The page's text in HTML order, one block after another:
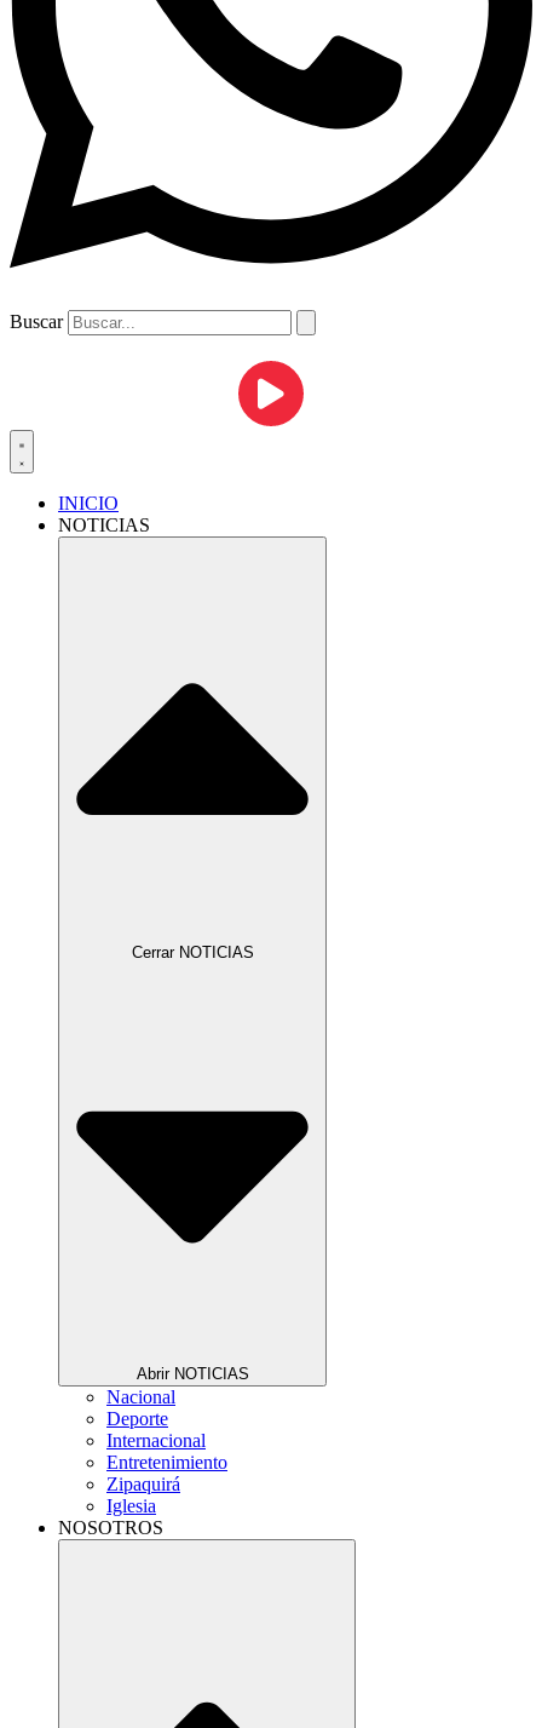
Buscar
INICIO
NOTICIAS
Cerrar NOTICIAS
Abrir NOTICIAS
Nacional
Deporte
Internacional
Entretenimiento
Zipaquirá
Iglesia
NOSOTROS